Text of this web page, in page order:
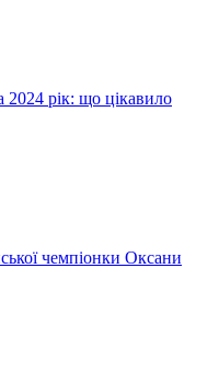
2024 рік: що цікавило
чемпіонки Оксани